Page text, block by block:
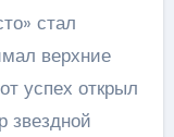
стал
верхние
успех открыл
звездной